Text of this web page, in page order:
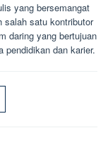
yang bersemangat
salah satu kontributor
daring yang bertujuan
pendidikan dan karier.